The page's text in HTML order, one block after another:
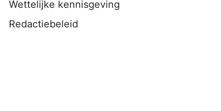
Wettelijke kennisgeving
Redactiebeleid